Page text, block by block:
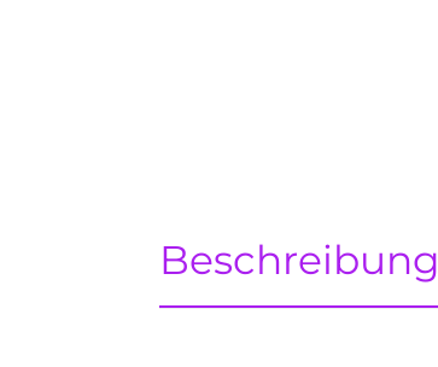
Beschreibung